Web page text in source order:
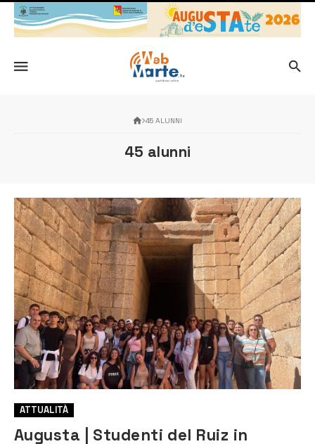
45 ALUNNI
45 alunni
ATTUALITÀ
Augusta | Studenti del Ruiz in